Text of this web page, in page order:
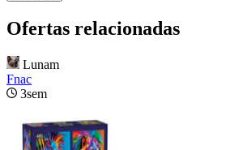
Ofertas relacionadas
Lunam
Fnac
3sem